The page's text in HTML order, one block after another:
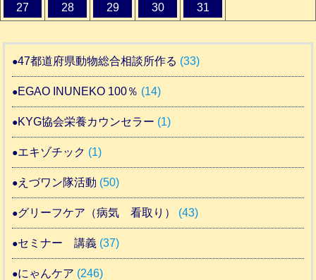
27 28 29 30 31
47都道府県動物総合相談所作る (33)
EGAO INUNEKO 100％ (14)
KYG協会栄養カウンセラー (1)
エキゾチック (1)
えづワン隊活動 (50)
グリーフケア（病気 看取り） (43)
セミナー 講義 (37)
にゃんケア (246)